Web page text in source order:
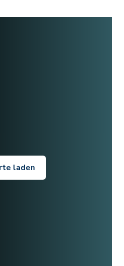
laden